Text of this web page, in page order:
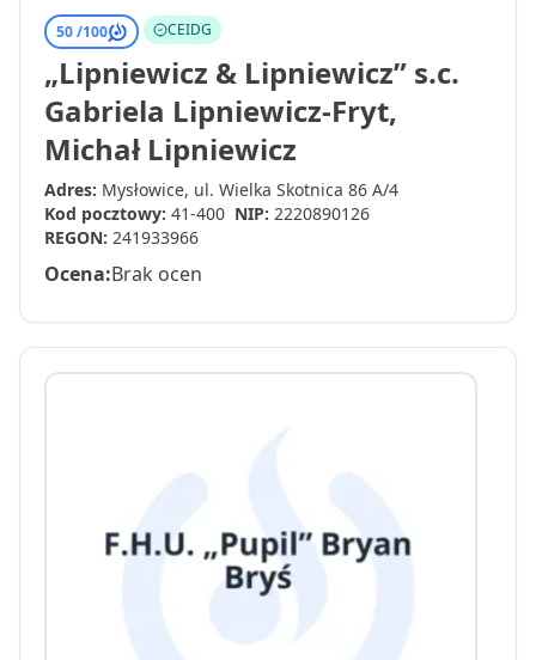
50 /100 CEIDG
„Lipniewicz & Lipniewicz” s.c.
Gabriela Lipniewicz-Fryt,
Michał Lipniewicz
Adres: Mysłowice, ul. Wielka Skotnica 86 A/4
Kod pocztowy: 41-400 NIP: 2220890126
REGON: 241933966
Ocena:Brak ocen